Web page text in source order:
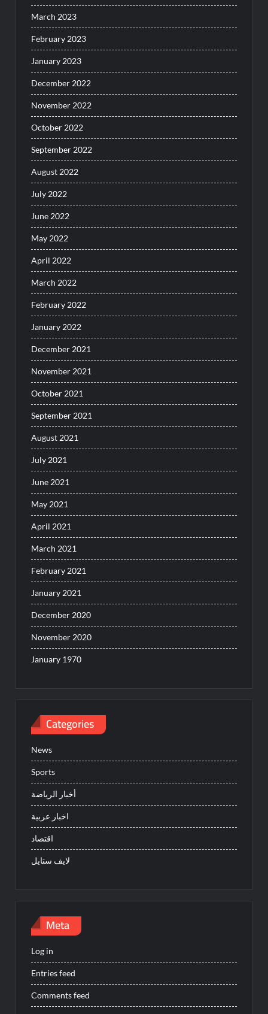
March 2023
February 2023
January 2023
December 2022
November 2022
October 2022
September 2022
August 2022
July 2022
June 2022
May 2022
April 2022
March 2022
February 2022
January 2022
December 2021
November 2021
October 2021
September 2021
August 2021
July 2021
June 2021
May 2021
April 2021
March 2021
February 2021
January 2021
December 2020
November 2020
January 1970
Categories
News
Sports
أخبار الرياضة
اخبار عربية
اقتصاد
لايف ستايل
Meta
Log in
Entries feed
Comments feed